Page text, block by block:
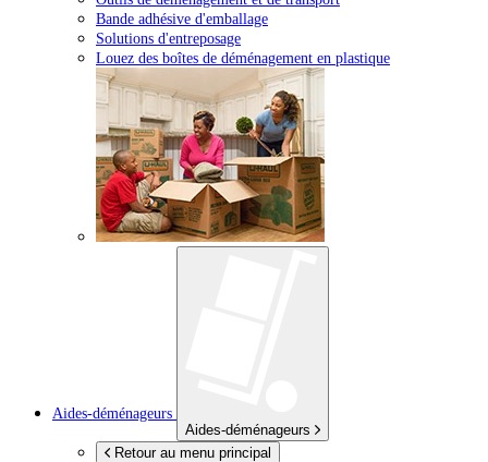
Bande adhésive d'emballage
Solutions d'entreposage
Louez des boîtes de déménagement en plastique
Aides-déménageurs
Aides-déménageurs
Retour au menu principal